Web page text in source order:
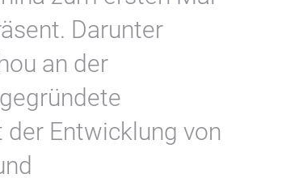
Darunter
an der
Entwicklung von